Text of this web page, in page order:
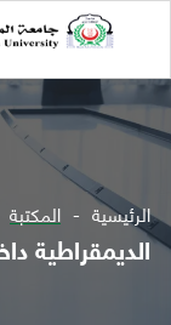
الرئيسية المكتبة
الديمقراطية